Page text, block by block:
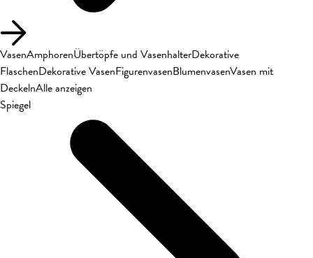
VasenAmphorenÜbertöpfe und VasenhalterDekorative
FlaschenDekorative VasenFigurenvasenBlumenvasenVasen mit
DeckelnAlle anzeigen
Spiegel